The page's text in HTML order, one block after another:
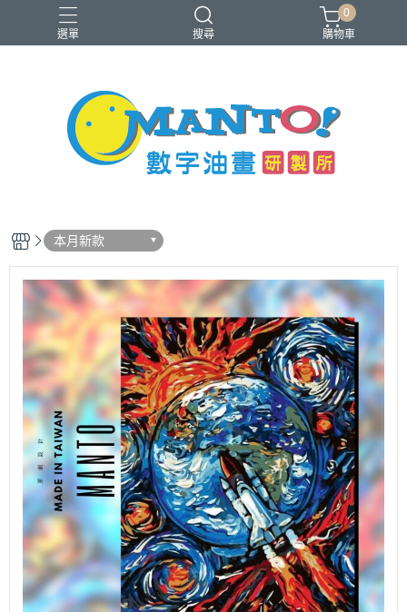
選單 搜尋
40x50cm 50x65cm
入門推薦款
本款免費升級淡彩縮時畫布
0
購物車
本月新款